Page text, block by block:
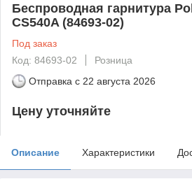
Беспроводная гарнитура
CS540A (84693-02)
Под заказ
Код: 84693-02
Розница
Отправка с 22 августа 2026
Цену уточняйте
Описание Характеристики